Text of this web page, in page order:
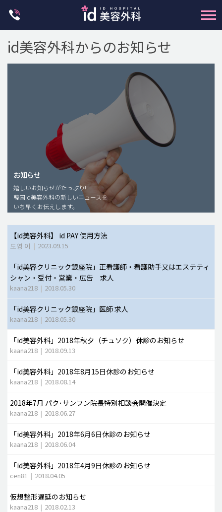
二重・目元整形
脂肪注入(アンチエイジング)
豊胸手術・バストアップ
脂肪吸引 (大容量)
メンズ整形
idリアルストーリー
idニュース
病院紹介
安全整形
料金一覧
id美容外科からのお知らせ
お知らせ
嬉しいお知らせがたっぷり!
韓国id美容外科の新しいニュースを
いち早くお伝えします。
【id美容外科】 id PAY 使用方法
도영 이 | 2023.09.15
「id美容クリニック銀座院」正看護師・看護助手又はエステティ
シャン・受付・営業・広告 求人
kaana218 | 2018.05.30
「id美容クリニック銀座院」医師 求人
kaana218 | 2018.05.30
「id美容外科」2018年秋夕（チュソク）休診のお知らせ
kaana218 | 2018.09.13
「id美容外科」2018年8月15日休診のお知らせ
kaana218 | 2018.08.14
2018年7月 パク･サンフン院長特別相談会開催決定
kaana218 | 2018.06.27
「id美容外科」2018年6月6日休診のお知らせ
kaana218 | 2018.06.04
「id美容外科」2018年4月9日休診のお知らせ
cen81 | 2018.04.05
仮想整形遅延のお知らせ
kaana218 | 2018.02.13